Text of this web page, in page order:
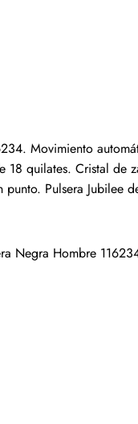
Movimiento
quilates. Cristal
Pulsera
Negra Hombre